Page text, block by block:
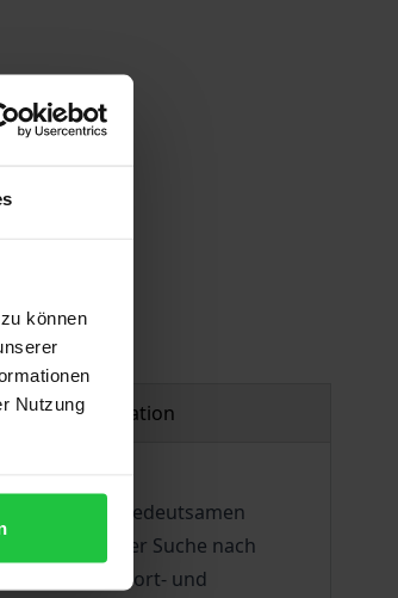
können
Nutzung
safety information
kulturell bedeutsamen
auf der Suche nach
Wort- und